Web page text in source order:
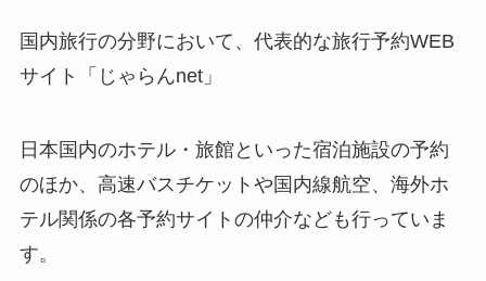
国内旅行の分野において、代表的な旅行予約WEB
サイト「じゃらんnet」
日本国内のホテル・旅館といった宿泊施設の予約
のほか、高速バスチケットや国内線航空、海外ホ
テル関係の各予約サイトの仲介なども行っていま
す。